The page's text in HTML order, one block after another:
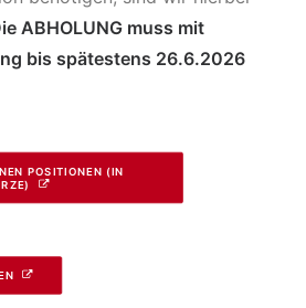
ABHOLUNG muss mit
bis spätestens 26.6.2026
POSITIONEN (IN